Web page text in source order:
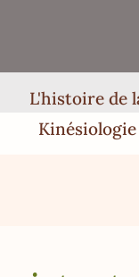
L'histoire de
Kinésiologie